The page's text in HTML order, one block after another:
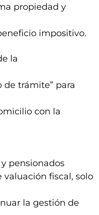
propiedad y
impositivo.
la
de trámite” para
con la
pensionados
valuación fiscal, solo
la gestión de